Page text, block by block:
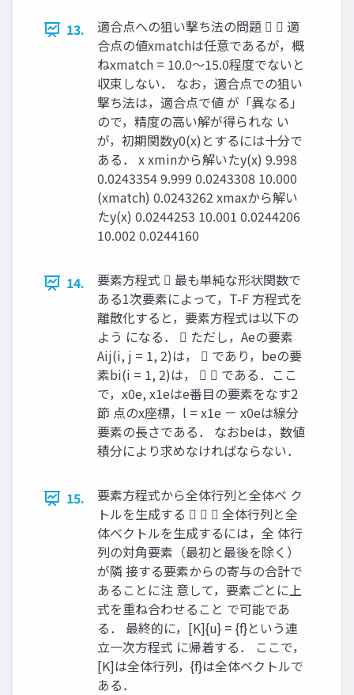
13.
適合点への狙い撃ち法の問題   適
合点の値xmatchは任意であるが，概
ねxmatch = 10.0～15.0程度でないと
収束しない． なお，適合点での狙い
撃ち法は，適合点で値 が「異なる」
ので，精度の高い解が得られな い
が，初期関数y0(x)とするには十分で
ある． x xminから解いたy(x) 9.998
0.0243354 9.999 0.0243308 10.000
(xmatch) 0.0243262 xmaxから解い
たy(x) 0.0244253 10.001 0.0244206
10.002 0.0244160
14.
要素方程式  最も単純な形状関数で
ある1次要素によって，T-F 方程式を
離散化すると，要素方程式は以下の
よう になる．  ただし，Aeの要素
Aij(i, j = 1, 2)は，  であり，beの要
素bi(i = 1, 2)は，   である．ここ
で，x0e, x1eはe番目の要素をなす2
節 点のx座標，l = x1e － x0eは線分
要素の長さである． なおbeは，数値
積分により求めなければならない．
15.
要素方程式から全体行列と全体ベ ク
トルを生成する    全体行列と全
体ベクトルを生成するには，全 体行
列の対角要素（最初と最後を除く）
が隣 接する要素からの寄与の合計で
あることに注 意して，要素ごとに上
式を重ね合わせること で可能であ
る． 最終的に，[K]{u} = {f}という連
立一次方程式 に帰着する． ここで，
[K]は全体行列，{f}は全体ベクトルで
ある．